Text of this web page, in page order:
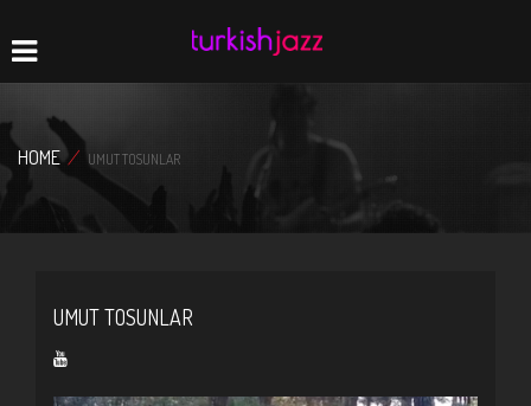
Home
Navigation
HOME / UMUT TOSUNLAR
UMUT TOSUNLAR